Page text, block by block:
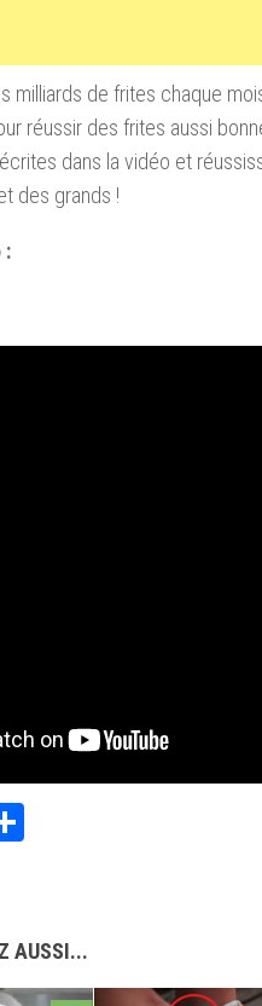
milliards de frites chaque
réussir des frites aussi
dans la vidéo et
des grands !
:
AUSSI...